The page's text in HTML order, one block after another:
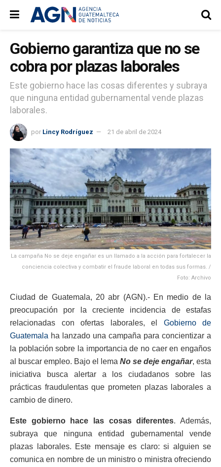
Gobierno garantiza que no se
cobra por plazas laborales
Este gobierno hace las cosas diferentes y subraya
que ninguna entidad gubernamental vende plazas
laborales.
por Lincy Rodríguez 21 de abril de 2024
La campaña No se deje engañar es un llamado a la acción para fortalecer la
conciencia colectiva y combatir el fraude laboral en todas sus formas. /
Foto: Archivo
Ciudad de Guatemala, 20 abr (AGN).- En medio de la
preocupación por la creciente incidencia de estafas
relacionadas con ofertas laborales, el
Gobierno de
Guatemala ha lanzado una campaña para concientizar a
la población sobre la importancia de no caer en engaños
al buscar empleo. Bajo el lema No se deje engañar, esta
iniciativa busca alertar a los ciudadanos sobre las
prácticas fraudulentas que prometen plazas laborales a
cambio de dinero.
Este gobierno hace las cosas diferentes. Además,
subraya que ninguna entidad gubernamental vende
plazas laborales. Este mensaje es claro: si alguien se
comunica en nombre de un ministro o ministra ofreciendo